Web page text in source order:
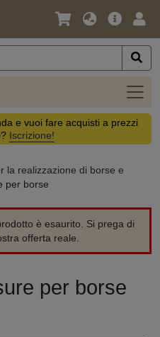
Lingua
Valuta
Offerta
e vuoi fare acquisti a prezzi
Iscrizione!
la realizzazione di borse e
per borse
è esaurito. Si prega di
offerta reale.
per borse